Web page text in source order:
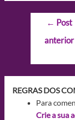
Navegação
Post
← Post
anterior
REGRAS DOS
Para
Crie a sua